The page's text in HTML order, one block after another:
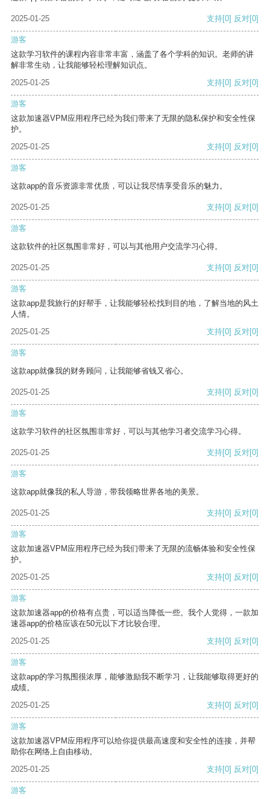
2025-01-25 支持[0] 反对[0]
游客
这款学习软件的课程内容非常丰富，涵盖了各个学科的知识。老师的讲
解非常生动，让我能够轻松理解知识点。
2025-01-25
支持[0] 反对[0]
游客
这款加速器VPM应用程序已经为我们带来了无限的隐私保护和安全性保
护。
2025-01-25
支持[0] 反对[0]
游客
这款app的音乐资源非常优质，可以让我尽情享受音乐的魅力。
2025-01-25 支持[0] 反对[0]
游客
这款软件的社区氛围非常好，可以与其他用户交流学习心得。
2025-01-25 支持[0] 反对[0]
游客
这款app是我旅行的好帮手，让我能够轻松找到目的地，了解当地的风土
人情。
2025-01-25
支持[0] 反对[0]
游客
这款app就像我的财务顾问，让我能够省钱又省心。
2025-01-25 支持[0] 反对[0]
游客
这款学习软件的社区氛围非常好，可以与其他学习者交流学习心得。
2025-01-25 支持[0] 反对[0]
游客
这款app就像我的私人导游，带我领略世界各地的美景。
2025-01-25 支持[0] 反对[0]
游客
这款加速器VPM应用程序已经为我们带来了无限的流畅体验和安全性保
护。
2025-01-25
支持[0] 反对[0]
游客
这款加速器app的价格有点贵，可以适当降低一些。我个人觉得，一款加
速器app的价格应该在50元以下才比较合理。
2025-01-25
支持[0] 反对[0]
游客
这款app的学习氛围很浓厚，能够激励我不断学习，让我能够取得更好的
成绩。
2025-01-25
支持[0] 反对[0]
游客
这款加速器VPM应用程序可以给你提供最高速度和安全性的连接，并帮
助你在网络上自由移动。
2025-01-25
支持[0] 反对[0]
游客